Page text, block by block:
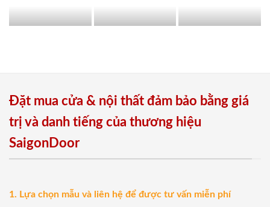
Đặt mua cửa & nội thất đảm bảo bằng giá
trị và danh tiếng của thương hiệu
SaigonDoor
1. Lựa chọn mẫu và liên hệ để được tư vấn miễn phí